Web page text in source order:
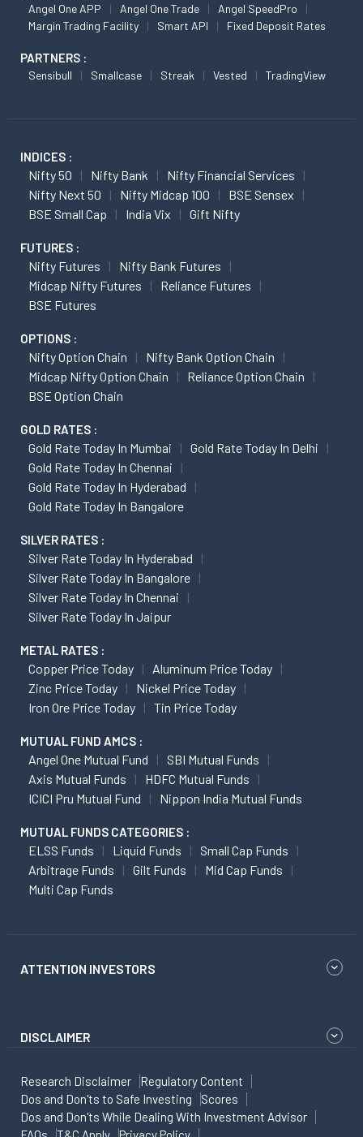
Angel One APP Angel One Trade
Angel SpeedPro
Margin Trading Facility
Smart API Fixed Deposit Rates
PARTNERS :
Sensibull Smallcase Streak Vested TradingView
INDICES :
Nifty 50 Nifty Bank
Nifty Financial Services
Nifty Next 50
Nifty Midcap 100
BSE Sensex
BSE Small Cap
India Vix Gift Nifty
FUTURES :
Nifty Futures
Nifty Bank Futures
Midcap Nifty Futures
Reliance Futures
BSE Futures
OPTIONS :
Nifty Option Chain
Nifty Bank Option Chain
Midcap Nifty Option Chain
Reliance Option Chain
BSE Option Chain
GOLD RATES :
Gold Rate Today In Mumbai
Gold Rate Today In Delhi
Gold Rate Today In Chennai
Gold Rate Today In Hyderabad
Gold Rate Today In Bangalore
SILVER RATES :
Silver Rate Today In Hyderabad
Silver Rate Today In Bangalore
Silver Rate Today In Chennai
Silver Rate Today In Jaipur
METAL RATES :
Copper Price Today
Aluminum Price Today
Zinc Price Today
Nickel Price Today
Iron Ore Price Today
Tin Price Today
MUTUAL FUND AMCS :
Angel One Mutual Fund
SBI Mutual Funds
Axis Mutual Funds
HDFC Mutual Funds
ICICI Pru Mutual Fund
Nippon India Mutual Funds
MUTUAL FUNDS CATEGORIES :
ELSS Funds Liquid Funds
Small Cap Funds
Arbitrage Funds
Gilt Funds
Mid Cap Funds
Multi Cap Funds
ATTENTION INVESTORS
DISCLAIMER
Research Disclaimer
Regulatory Content
Dos and Don'ts to Safe Investing
Scores
Dos and Don'ts While Dealing With Investment Advisor